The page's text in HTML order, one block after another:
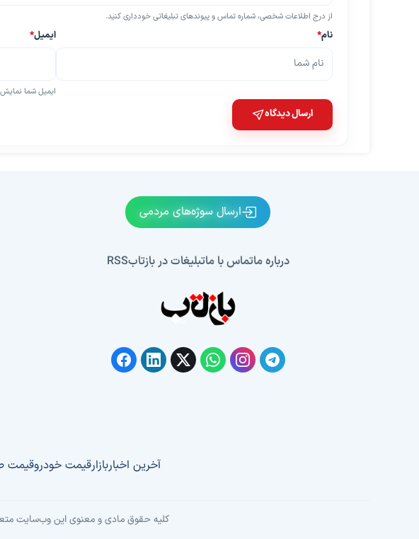
از درج اطلاعات شخصی، شماره تماس و پیوندهای تبلیغاتی خودداری کنید.
نام* ایمیل*
ایمیل شما
ارسال دیدگاه
ارسال سوژه‌های مردمی
درباره ماتماس با ماتبلیغات در بازتابRSS
آخرین اخباربازارقیمت خودروقیمت
کلیه حقوق مادی و معنوی این وب‌سایت